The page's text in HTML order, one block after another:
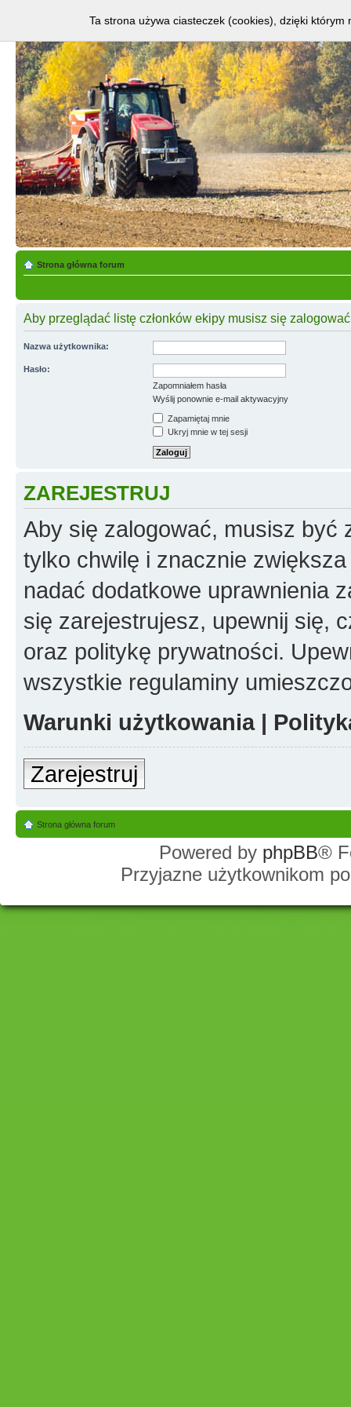
Strona główna forum
Aby przeglądać listę członków ekipy musisz się
Nazwa użytkownika:
Hasło:
Zapomniałem hasła
Wyślij ponownie e-mail aktywacyjny
Zapamiętaj mnie
Ukryj mnie w tej sesji
ZAREJESTRUJ
Aby się zalogować, musisz być
tylko chwilę i znacznie
nadać dodatkowe uprawnienia
się zarejestrujesz, upewnij się,
oraz politykę prywatności.
wszystkie regulaminy
Warunki użytkowania|
Zarejestruj
Strona główna forum
Powered by phpBB®
Przyjazne użytkownikom
Ta strona używa ciasteczek (cookies), dzięki którym